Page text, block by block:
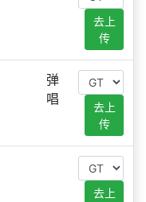
去上
传
弹
唱
去上
传
去上